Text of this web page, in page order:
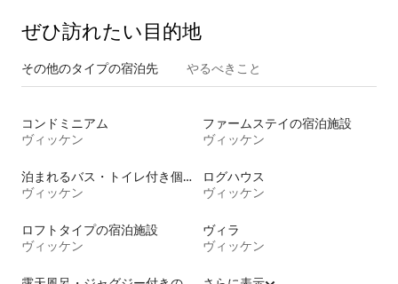
ぜひ訪⁠れ⁠た⁠い目⁠的⁠地
その他のタ⁠イ⁠プ⁠の宿⁠泊⁠先 やるべきこと
コンドミニアム
ヴィッケン
ファームステイの宿泊施設
ヴィッケン
泊まれるバス・トイレ付き個室
ヴィッケン
ログハウス
ヴィッケン
ロフトタイプの宿泊施設
ヴィッケン
ヴィラ
ヴィッケン